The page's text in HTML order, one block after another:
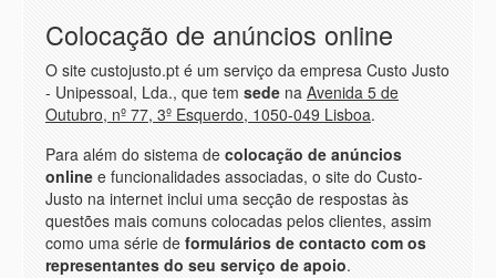
Colocação de anúncios online
O site custojusto.pt é um serviço da empresa Custo Justo
- Unipessoal, Lda., que tem sede na Avenida 5 de
Outubro, nº 77, 3º Esquerdo, 1050-049 Lisboa.
Para além do sistema de colocação de anúncios
online e funcionalidades associadas, o site do Custo-
Justo na internet inclui uma secção de respostas às
questões mais comuns colocadas pelos clientes, assim
como uma série de formulários de contacto com os
representantes do seu serviço de apoio.